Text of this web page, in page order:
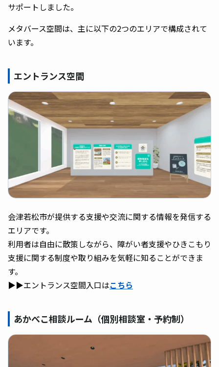
サポートしました。
メタバース空間は、主に以下の2つのエリアで構成されて
います。
エントランス空間
会津若松市が提供する支援や交流に関する情報を発信する
エリアです。
利用者は自由に散策しながら、障がい者支援やひきこもり
支援に関する制度や取り組みを気軽に知ることができま
す。
▶▶エントランス空間入口はこちら
あかべこ相談ルーム（個別相談室・予約制）